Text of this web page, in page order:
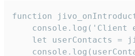
function
console.log('Client
let userContacts =